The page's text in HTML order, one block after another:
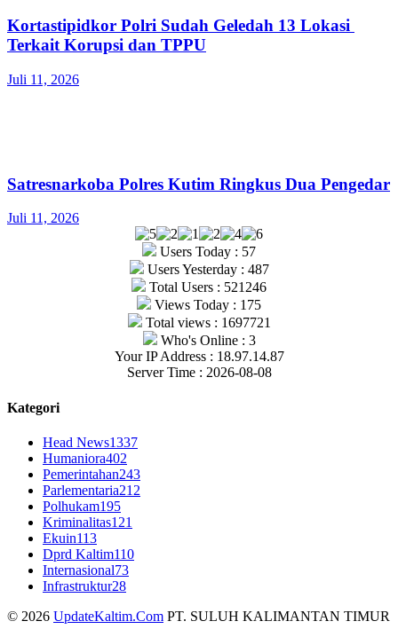
Kortastipidkor Polri Sudah Geledah 13 Lokasi
Terkait Korupsi dan TPPU
Juli 11, 2026
Satresnarkoba Polres Kutim Ringkus Dua Pengedar
Juli 11, 2026
Users Today : 57
Users Yesterday : 487
Total Users : 521246
Views Today : 175
Total views : 1697721
Who's Online : 3
Your IP Address : 18.97.14.87
Server Time : 2026-08-08
Kategori
Head News1337
Humaniora402
Pemerintahan243
Parlementaria212
Polhukam195
Kriminalitas121
Ekuin113
Dprd Kaltim110
Internasional73
Infrastruktur28
© 2026 UpdateKaltim.Com PT. SULUH KALIMANTAN TIMUR